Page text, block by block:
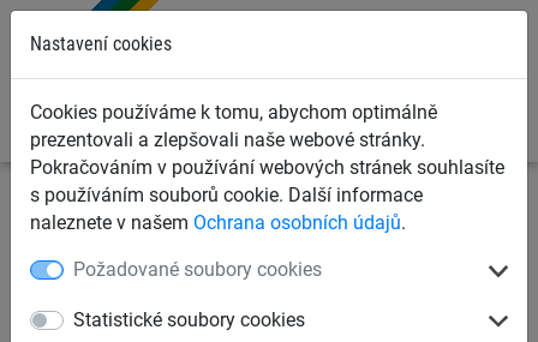
Nastavení cookies
Cookies používáme k tomu, abychom optimálně
prezentovali a zlepšovali naše webové stránky.
Pokračováním v používání webových stránek souhlasíte
s používáním souborů cookie. Další informace
naleznete v našem Ochrana osobních údajů.
Požadované soubory cookies
Statistické soubory cookies
Ochranné sítě a plachty
Kontejnerové sítě a plachty pro
Upínací gumová smyčka